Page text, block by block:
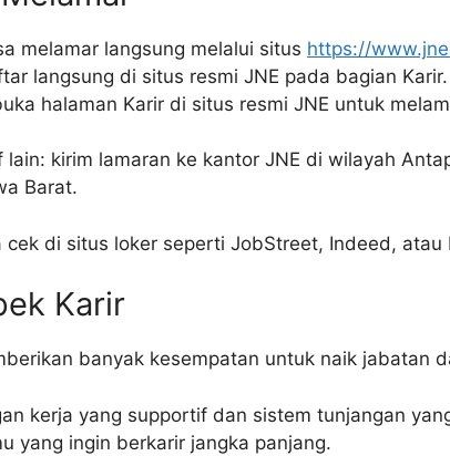
melamar langsung melalui situs https://
langsung di situs resmi JNE pada bagian Karir.
halaman Karir di situs resmi JNE untuk
lain: kirim lamaran ke kantor JNE di wilayah
Barat.
cek di situs loker seperti JobStreet, Indeed, atau
Karir
banyak kesempatan untuk naik jabatan
kerja yang supportif dan sistem tunjangan
yang ingin berkarir jangka panjang.